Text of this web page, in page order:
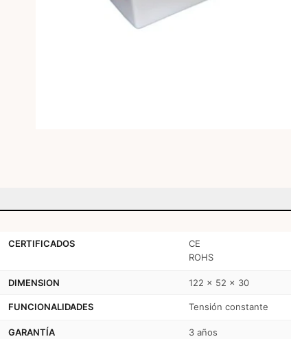
CERTIFICADOS
CE
ROHS
DIMENSION 122 x 52 x 30
FUNCIONALIDADES Tensión constante
GARANTÍA 3 años